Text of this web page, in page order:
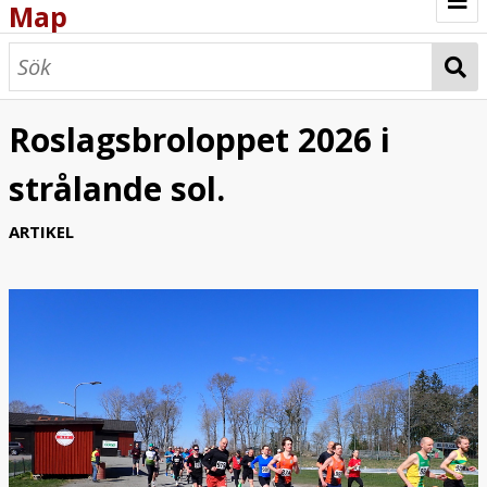
Map
Browse
Map
Roslagsbroloppet 2026 i
strålande sol.
ARTIKEL